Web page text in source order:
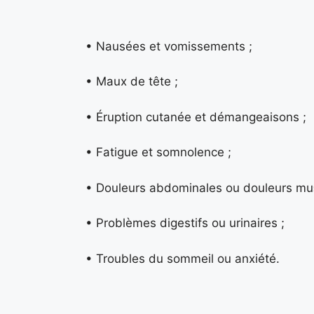
• Nausées et vomissements ;
• Maux de tête ;
• Éruption cutanée et démangeaisons ;
• Fatigue et somnolence ;
• Douleurs abdominales ou douleurs
• Problèmes digestifs ou urinaires ;
• Troubles du sommeil ou anxiété.